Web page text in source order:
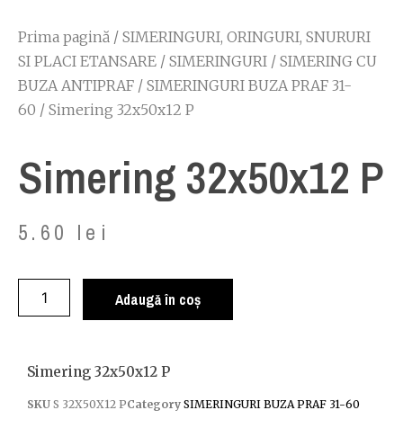
Prima pagină / SIMERINGURI, ORINGURI, SNURURI
SI PLACI ETANSARE / SIMERINGURI / SIMERING CU
BUZA ANTIPRAF / SIMERINGURI BUZA PRAF 31-
60 / Simering 32x50x12 P
Simering 32x50x12 P
5.60 lei
Adaugă în coș
Simering 32x50x12 P
SKU S 32X50X12 PCategory SIMERINGURI BUZA PRAF 31-60